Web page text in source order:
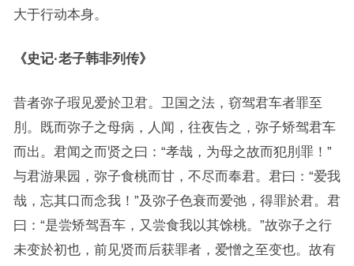
大于行动本身。
《史记·老子韩非列传》
昔者弥子瑕见爱於卫君。卫国之法，窃驾君车者罪至
刖。既而弥子之母病，人闻，往夜告之，弥子矫驾君车
而出。君闻之而贤之曰：“孝哉，为母之故而犯刖罪！”
与君游果园，弥子食桃而甘，不尽而奉君。君曰：“爱我
哉，忘其口而念我！”及弥子色衰而爱弛，得罪於君。君
曰：“是尝矫驾吾车，又尝食我以其馀桃。”故弥子之行
未变於初也，前见贤而后获罪者，爱憎之至变也。故有